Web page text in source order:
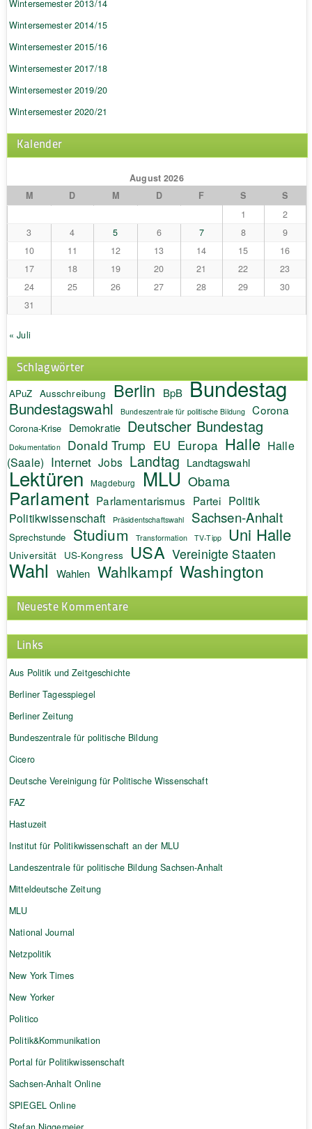
Wintersemester 2013/14
Wintersemester 2014/15
Wintersemester 2015/16
Wintersemester 2017/18
Wintersemester 2019/20
Wintersemester 2020/21
Kalender
August 2026
M
D M D F S
S
1
2
3
4 5 6 7 8
9
10
11 12 13 14 15
16
17
18 19 20 21 22
23
24
25 26 27 28 29
30
31
« Juli
Schlagwörter
APuZ Ausschreibung Berlin BpB Bundestag
Bundestagswahl Bundeszentrale für politische Bildung Corona
Corona-Krise Demokratie Deutscher Bundestag
Dokumentation Donald Trump EU Europa Halle Halle
(Saale) Internet Jobs Landtag Landtagswahl
Lektüren Magdeburg MLU Obama
Parlament Parlamentarismus Partei Politik
Politikwissenschaft Präsidentschaftswahl Sachsen-Anhalt
Sprechstunde Studium Transformation TV-Tipp Uni Halle
Universität US-Kongress USA Vereinigte Staaten
Wahl Wahlen Wahlkampf Washington
Neueste Kommentare
Links
Aus Politik und Zeitgeschichte
Berliner Tagesspiegel
Berliner Zeitung
Bundeszentrale für politische Bildung
Cicero
Deutsche Vereinigung für Politische Wissenschaft
FAZ
Hastuzeit
Institut für Politikwissenschaft an der MLU
Landeszentrale für politische Bildung Sachsen-Anhalt
Mitteldeutsche Zeitung
MLU
National Journal
Netzpolitik
New York Times
New Yorker
Politico
Politik&Kommunikation
Portal für Politikwissenschaft
Sachsen-Anhalt Online
SPIEGEL Online